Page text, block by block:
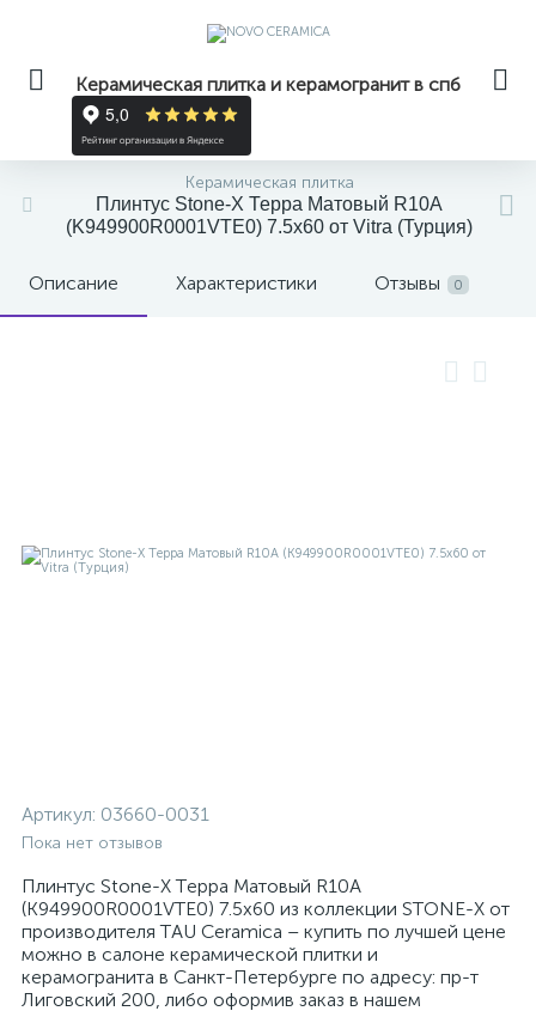
Керамическая плитка и керамогранит в спб
Керамическая плитка
Плинтус Stone-X Терра Матовый R10A
(K949900R0001VTE0) 7.5x60 от Vitra (Турция)
Описание Характеристики Отзывы 0
Артикул: 03660-0031
Пока нет отзывов
Плинтус Stone-X Терра Матовый R10A
(K949900R0001VTE0) 7.5x60 из коллекции STONE-X от
производителя TAU Ceramica – купить по лучшей цене
можно в салоне керамической плитки и
керамогранита в Санкт-Петербурге по адресу: пр-т
Лиговский 200, либо оформив заказ в нашем